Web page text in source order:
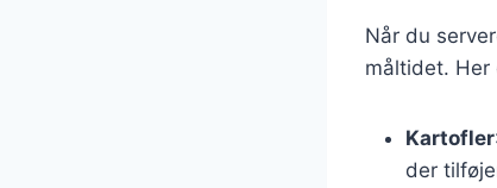
Når du
måltidet.
Kartofler
der